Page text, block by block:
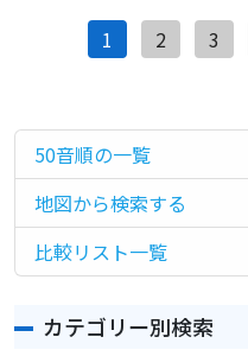
1 2 3
50音順の一覧
地図から検索する
比較リスト一覧
カテゴリー別検索